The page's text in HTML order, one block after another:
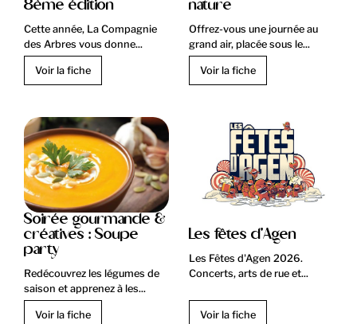
8ème édition
Cette année, La Compagnie
des Arbres vous donne...
Voir la fiche
nature
Offrez-vous une journée au
grand air, placée sous le...
Voir la fiche
Soirée gourmande &
créatives : Soupe
party
Redécouvrez les légumes de
saison et apprenez à les...
Voir la fiche
Les fêtes d'Agen
Les Fêtes d'Agen 2026.
Concerts, arts de rue et...
Voir la fiche